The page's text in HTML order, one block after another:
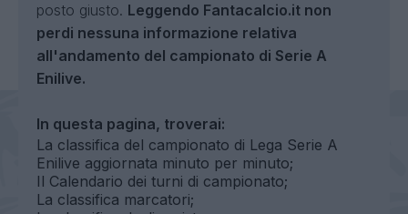
posto giusto. Leggendo Fantacalcio.it non
perdi nessuna informazione relativa
all'andamento del campionato di Serie A
Enilive.
In questa pagina, troverai:
La classifica del campionato di Lega Serie A
Enilive aggiornata minuto per minuto;
Il Calendario dei turni di campionato;
La classifica marcatori;